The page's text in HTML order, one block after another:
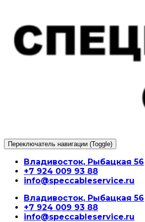
содержимому
Переключатель навигации (Toggle)
Владивосток, Рыбацкая 56
+7 924 009 93 88
info@speccableservice.ru
Владивосток, Рыбацкая 56
+7 924 009 93 88
info@speccableservice.ru